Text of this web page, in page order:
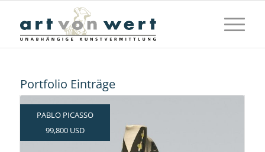
Portfolio Einträge
PABLO PICASSO
99,800 USD